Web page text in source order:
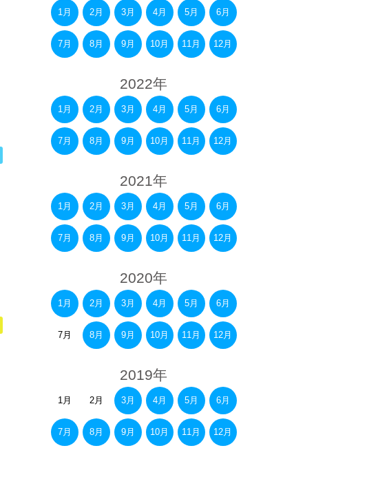
1月 2月 3月 4月 5月 6月
7月 8月 9月 10月 11月 12月
2022年
1月 2月 3月 4月 5月 6月
7月 8月 9月 10月 11月 12月
2021年
1月 2月 3月 4月 5月 6月
7月 8月 9月 10月 11月 12月
2020年
1月 2月 3月 4月 5月 6月
7月 8月 9月 10月 11月 12月
2019年
1月 2月 3月 4月 5月 6月
7月 8月 9月 10月 11月 12月